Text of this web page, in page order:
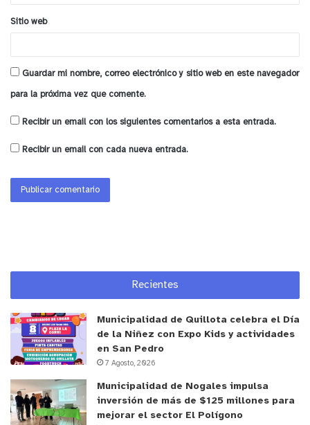
Sapiaín.
Categoría Primer y Segundo Básico
Josefina Huici.
-Segundo Lugar: Angel Martínez Cabrera. Escuela
Categoría Tercer y Cuarto Básico
-Primer Lugar: Martina Gálvez Serrano. Escuela
Monte Carmelo.
-Segundo Lugar: Josué Hernández. Escuela Santa
Rosa del Huerto.
Sitio web
Guardar mi nombre, correo electrónico y sitio web en este navegador
para la próxima vez que comente.
Recibir un email con los siguientes comentarios a esta entrada.
Recibir un email con cada nueva entrada.
Recientes
Municipalidad de Quillota celebra el Día
de la Niñez con Expo Kids y actividades
en San Pedro
7 Agosto, 2026
Municipalidad de Nogales impulsa
inversión de más de $125 millones para
mejorar el sector El Polígono